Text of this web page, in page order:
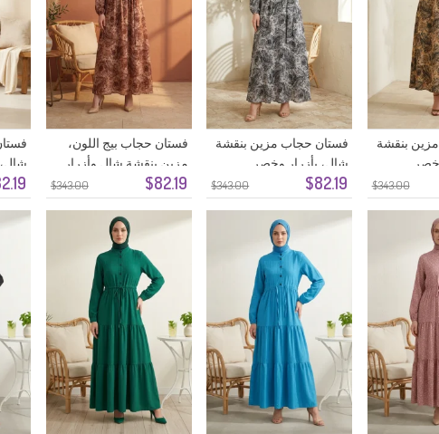
$343.00
بنقشة
$343.00 $82.19
فستان حجاب مزين بنقشة
شال، بأزرار وخصر
مطاطي، 0357-03، لون
أنثراسيت
$343.00 $82.19
فستان حجاب بيج اللون،
مزين بنقشة شال وأزرار
وخصر مطاطي، رقم
الموديل 0357-02
0357-01